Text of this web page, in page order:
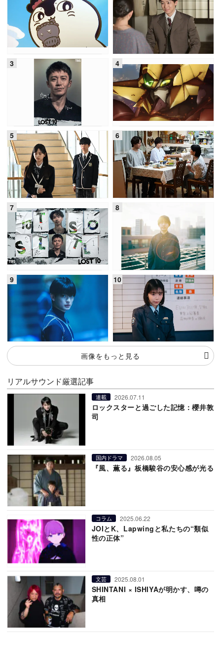
画像をもっと見る
リアルサウンド厳選記事
連載 2026.07.11
ロックスターと過ごした記憶：櫻井敦
司
国内ドラマ 2026.08.05
『風、薫る』板橋駿谷の安心感が光る
コラム 2025.06.22
JOIとK、Lapwingと私たちの“類似
性の正体”
文芸 2025.08.01
SHINTANI × ISHIYAが明かす、噂の
真相